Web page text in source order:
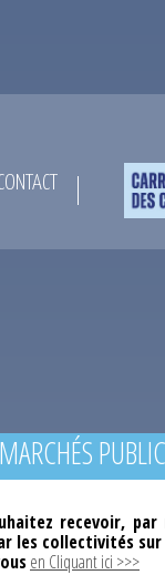
recevoir, par
les collectivités sur
en Cliquant ici >>>